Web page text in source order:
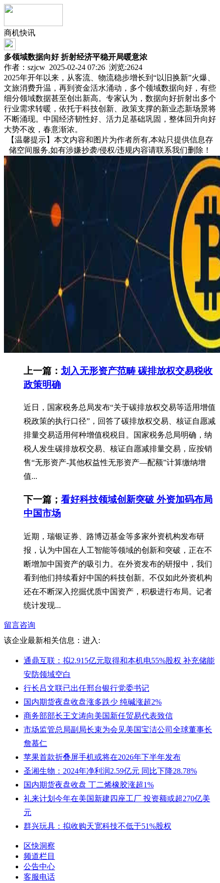
商机快讯
多领域数据向好 折射经济平稳开局暖意浓
作者：szjcw 2025-02-24 07:26 浏览:2624
2025年开年以来，从客流、物流稳步增长到“以旧换新”火爆、
文旅消费升温，再到资金活水涌动，多个领域数据向好，有些
细分领域数据甚至创出新高。专家认为，数据向好折射出多个
行业需求转暖，依托于科技创新、政策支撑的新业态新场景将
不断涌现。中国经济韧性好、活力足基础巩固，整体回升向好
大势不改，春意渐浓。
【温馨提示】本文内容和图片为作者所有,本站只提供信息存
储空间服务,如有涉嫌抄袭/侵权/违规内容请联系我们删除！
上一篇： 划入无形资产范畴 碳排放权交易税收
政策明确
近日，国家税务总局发布“关于碳排放权交易等适用增值
税政策的执行口径”，回答了碳排放权交易、核证自愿减
排量交易适用何种增值税税目。国家税务总局明确，纳
税人发生碳排放权交易、核证自愿减排量交易，应按销
售“无形资产-其他权益性无形资产—配额”计算缴纳增
值...
下一篇； 看好科技领域创新突破 外资加码布局
中国市场
近期，瑞银证券、路博迈基金等多家外资机构发布研
报，认为中国在人工智能等领域的创新和突破，正在不
断增加中国资产的吸引力。在外资发布的研报中，我们
看到他们持续看好中国的科技创新。不仅如此外资机构
还在不断深入挖掘优质中国资产，积极进行布局。记者
统计发现...
留言咨询
该企业最新相关信息： 进入:
通鼎互联：拟2.915亿元取得和本机电55%股权 补充储能
安防领域空白
行长吕文联已出任邢台银行党委书记
国内期货夜盘收盘涨多跌少 纯碱涨超2%
商务部部长王文涛向美国新任贸易代表致信
市场监管总局副局长束为会见美国宝洁公司全球董事长
詹慕仁
苹果首款折叠屏手机或将在2026年下半年发布
圣湘生物：2024年净利润2.59亿元 同比下降28.78%
国内期货夜盘收盘 丁二烯橡胶涨超1%
礼来计划今年在美国新建四座工厂 投资额或超270亿美
元
群兴玩具：拟收购天宽科技不低于51%股权
区快洞察
频道栏目
公告中心
客服电话